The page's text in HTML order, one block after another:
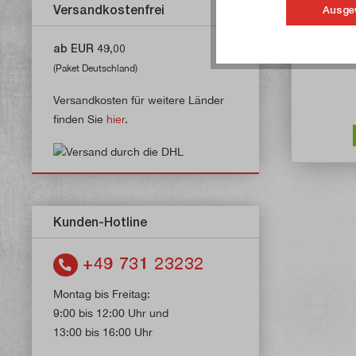
Versandkostenfrei
ab EUR 49,00
(Paket Deutschland)
Versandkosten für weitere Länder
finden Sie hier.
Kunden-Hotline
+49 731 23232
Montag bis Freitag:
9:00 bis 12:00 Uhr und
13:00 bis 16:00 Uhr